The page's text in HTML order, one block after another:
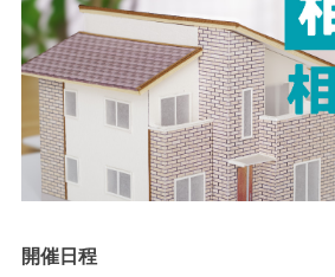
開催日程